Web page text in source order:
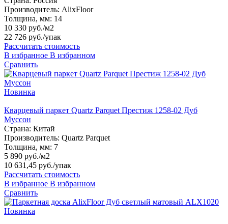
Производитель: AlixFloor
Толщина, мм: 14
10 330 руб./м2
22 726 руб./упак
Рассчитать стоимость
В избранное В избранном
Сравнить
Новинка
Кварцевый паркет Quartz Parquet Престиж 1258-02 Дуб
Муссон
Страна: Китай
Производитель: Quartz Parquet
Толщина, мм: 7
5 890 руб./м2
10 631,45 руб./упак
Рассчитать стоимость
В избранное В избранном
Сравнить
Новинка